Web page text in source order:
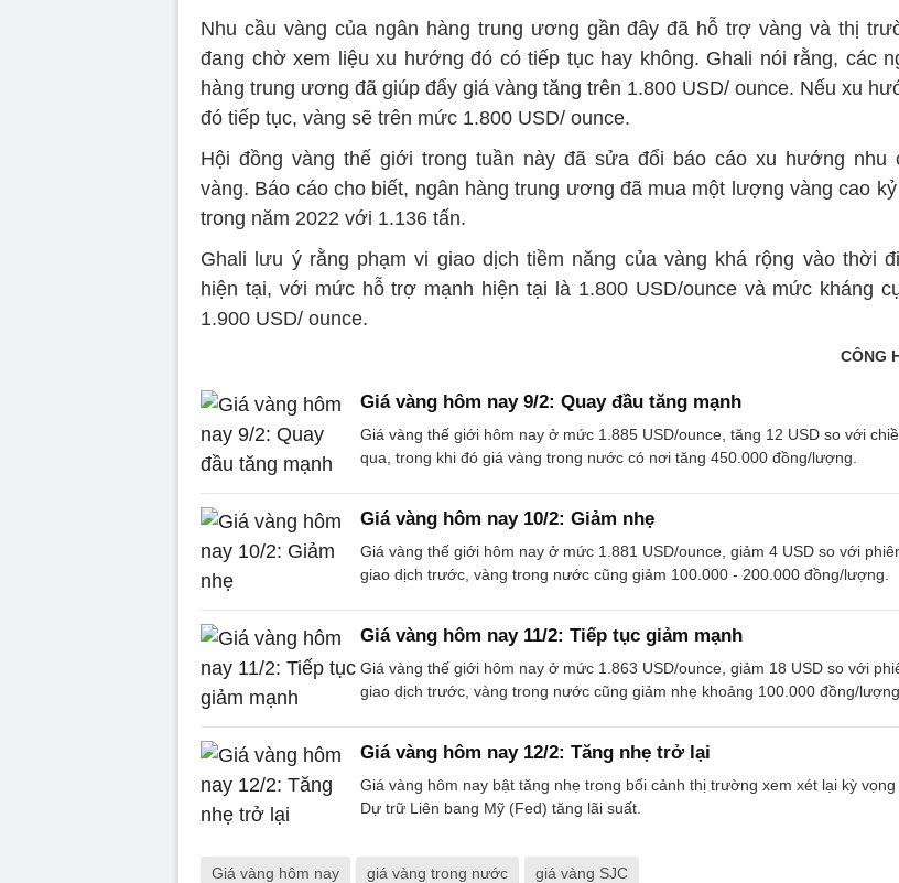
Nhu cầu vàng của ngân hàng trung ương gần đây đã hỗ trợ vàng và thị
đang chờ xem liệu xu hướng đó có tiếp tục hay không. Ghali nói rằng, các
hàng trung ương đã giúp đẩy giá vàng tăng trên 1.800 USD/ ounce. Nếu xu
đó tiếp tục, vàng sẽ trên mức 1.800 USD/ ounce.
Hội đồng vàng thế giới trong tuần này đã sửa đổi báo cáo xu hướng nhu
vàng. Báo cáo cho biết, ngân hàng trung ương đã mua một lượng vàng cao
trong năm 2022 với 1.136 tấn.
Ghali lưu ý rằng phạm vi giao dịch tiềm năng của vàng khá rộng vào thời
hiện tại, với mức hỗ trợ mạnh hiện tại là 1.800 USD/ounce và mức kháng
1.900 USD/ ounce.
CÔNG
Giá vàng hôm nay 9/2: Quay đầu tăng mạnh
Giá vàng thế giới hôm nay ở mức 1.885 USD/ounce, tăng 12 USD so với
qua, trong khi đó giá vàng trong nước có nơi tăng 450.000 đồng/lượng.
Giá vàng hôm nay 10/2: Giảm nhẹ
Giá vàng thế giới hôm nay ở mức 1.881 USD/ounce, giảm 4 USD so với
giao dịch trước, vàng trong nước cũng giảm 100.000 - 200.000 đồng/lượng.
Giá vàng hôm nay 11/2: Tiếp tục giảm mạnh
Giá vàng thế giới hôm nay ở mức 1.863 USD/ounce, giảm 18 USD so với
giao dịch trước, vàng trong nước cũng giảm nhẹ khoảng 100.000 đồng/lượng.
Giá vàng hôm nay 12/2: Tăng nhẹ trở lại
Giá vàng hôm nay bật tăng nhẹ trong bối cảnh thị trường xem xét lại kỳ vọng
Dự trữ Liên bang Mỹ (Fed) tăng lãi suất.
Giá vàng hôm nay giá vàng trong nước giá vàng SJC